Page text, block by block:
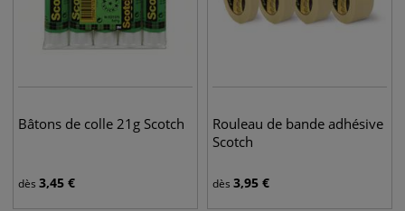
Bâtons de colle 21g Scotch
dès 3,45 €
Rouleau de bande adhésive
Scotch
dès 3,95 €